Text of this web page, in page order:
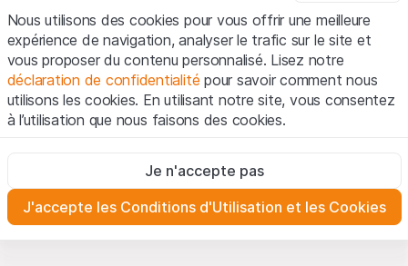
protection spécifique des investisseurs prévue par la LPCC.
Conditions d'utilisation et informations juridiques
En utilisant le Site Web de Leonteq Securities AG (ci-après
"Site Web"), vous confirmez que vous avez compris et que
vous acceptez les informations juridiques, les notes
vous n'acceptez pas les Conditions d'utilisation, veuillez-
vous abstenir d'utiliser ce Site Web.
Informations propriétaires
Tous les droits de propriété intellectuelle (par exemple, les
Nous utilisons des cookies pour vous offrir une meilleure
expérience de navigation, analyser le trafic sur le site et
vous proposer du contenu personnalisé. Lisez notre
déclaration de confidentialité pour savoir comment nous
utilisons les cookies. En utilisant notre site, vous consentez
à l’utilisation que nous faisons des cookies.
Ces cookies sont nécessaires au bon fonctionnement du site
Internet et ne peuvent pas être désactivés.
Analyses
Ces cookies suivent les interactions des visiteurs du site
Je n'accepte pas
J'accepte les Conditions d'Utilisation et les Cookies